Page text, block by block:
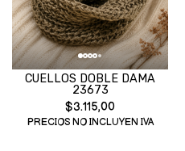
CUELLOS DOBLE DAMA
23673
$3.115,00
PRECIOS NO INCLUYEN IVA